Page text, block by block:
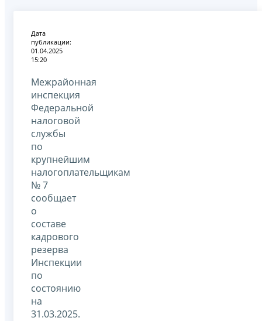
Дата
публикации:
01.04.2025
15:20
Межрайонная
инспекция
Федеральной
налоговой
службы
по
крупнейшим
налогоплательщикам
№ 7
сообщает
о
составе
кадрового
резерва
Инспекции
по
состоянию
на
31.03.2025.